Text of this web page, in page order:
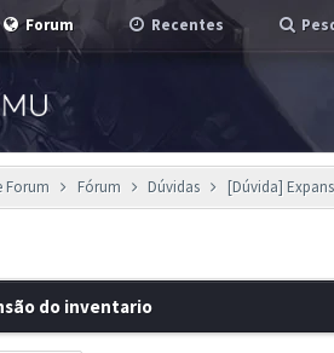
Forum Recentes
Forum Fórum Dúvidas [Dúvida]
do inventario